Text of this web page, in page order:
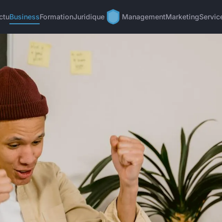
BusinessFormationJuridique ManagementMarketing